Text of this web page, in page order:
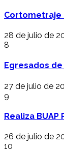
Cortometraje
28 de julio de
8
Egresados
27 de julio de
9
Realiza
26 de julio de
10